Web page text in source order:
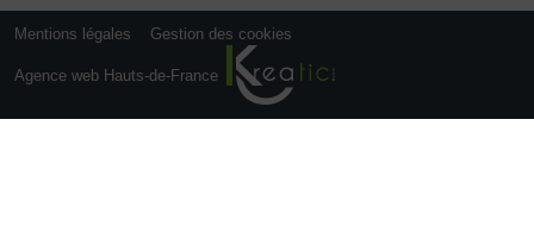
Mentions légales Gestion des cookies
Agence web Hauts-de-France